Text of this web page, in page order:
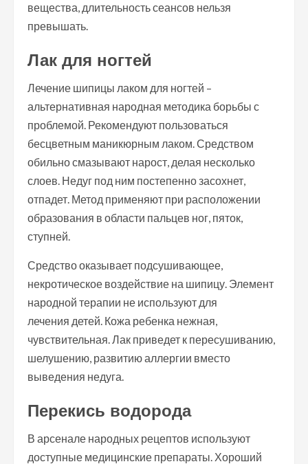
вещества, длительность сеансов нельзя
превышать.
Лак для ногтей
Лечение шипицы лаком для ногтей –
альтернативная народная методика борьбы с
проблемой. Рекомендуют пользоваться
бесцветным маникюрным лаком. Средством
обильно смазывают нарост, делая несколько
слоев. Недуг под ним постепенно засохнет,
отпадет. Метод применяют при расположении
образования в области пальцев ног, пяток,
ступней.
Средство оказывает подсушивающее,
некротическое воздействие на шипицу. Элемент
народной терапии не используют для
лечения детей. Кожа ребенка нежная,
чувствительная. Лак приведет к пересушиванию,
шелушению, развитию аллергии вместо
выведения недуга.
Перекись водорода
В арсенале народных рецептов используют
доступные медицинские препараты. Хороший